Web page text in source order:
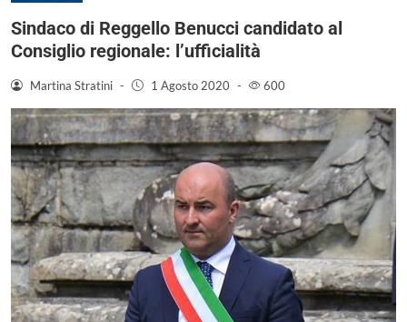
Sindaco di Reggello Benucci candidato al
Consiglio regionale: l’ufficialità
Martina Stratini - 1 Agosto 2020 - 600